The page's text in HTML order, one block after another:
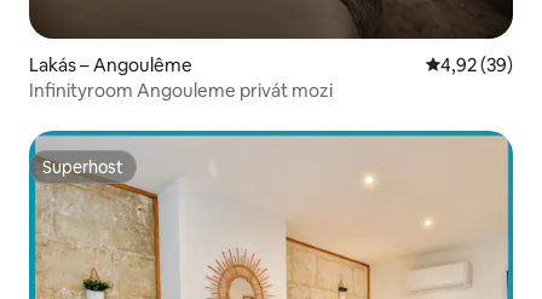
Lakás – Angoulême Átlagos
4,92 (39)
Infinityroom Angouleme privát mozi
Superhost
Superhost